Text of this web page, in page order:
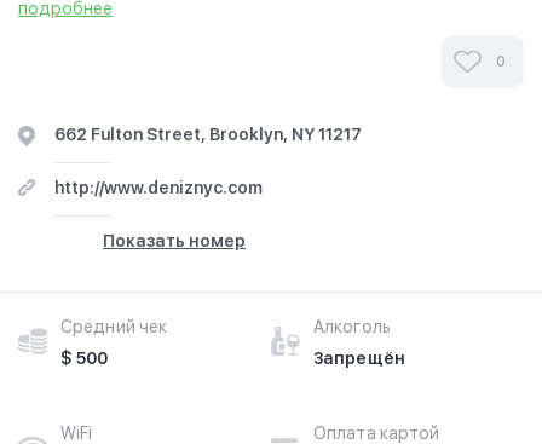
Turkish cuisine in the heart of Brooklyn. Deniz is a revival
подробнее
0
662 Fulton Street, Brooklyn, NY 11217
http://www.deniznyc.com
Показать номер
Средний чек
$ 500
Алкоголь
Запрещён
WiFi
Оплата картой